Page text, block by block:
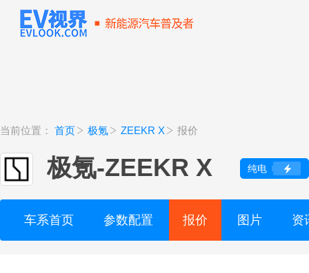
当前位置： 首页 极氪 ZEEKR X 报价
极氪-ZEEKR X 纯电
车系首页 参数配置 报价 图片 资